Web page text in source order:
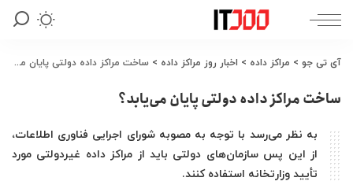
آی تی جو > مراکز داده > اخبار روز مراکز داده > ساخت مراکز داده دولتی پایان می‌یابد؟
ساخت مراکز داده دولتی پایان می‌یابد؟
به نظر می‌رسد با توجه به مصوبه شورای اجرایی فناوری اطلاعات،
از این پس سازمان‌های دولتی باید از مراکز داده غیردولتی مورد
تأیید وزارتخانه استفاده کنند.